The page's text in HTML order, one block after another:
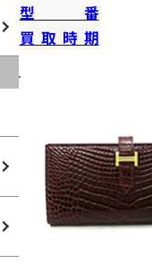
型番
買取時期